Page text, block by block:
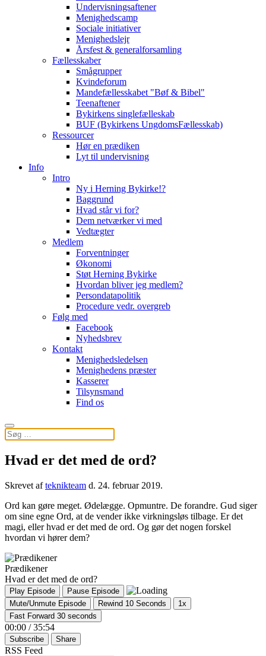
Undervisningsaftener
Menighedscamp
Sociale initiativer
Menighedslejr
Årsfest & generalforsamling
Fællesskaber
Smågrupper
Kvindeforum
Mandefællesskabet "Bøf & Bibel"
Teenaftener
Bykirkens singlefælleskab
BUF (Bykirkens UngdomsFællesskab)
Ressourcer
Hør en prædiken
Lyt til undervisning
Info
Intro
Ny i Herning Bykirke!?
Baggrund
Hvad står vi for?
Dem netværker vi med
Vedtægter
Medlem
Forventninger
Økonomi
Støt Herning Bykirke
Hvordan bliver jeg medlem?
Persondatapolitik
Procedure vedr. overgreb
Følg med
Facebook
Nyhedsbrev
Kontakt
Menighedsledelsen
Menighedens præster
Kasserer
Tilsynsmand
Find os
Hvad er det med de ord?
Skrevet afteknikteam d. 24. februar 2019.
Ord kan gøre meget. Ødelægge. Opmuntre. De forandre. Gud siger
om sine egne Ord, at de vender ikke virkningsløs tilbage. Er det
magi, eller hvad er det med de ord. Og gør det nogen forskel
hvordan vi hører dem?
Prædikener
Hvad er det med de ord?
Play Episode
Pause Episode
Mute/Unmute Episode
Rewind 10 Seconds
1x
Fast Forward 30 seconds
00:00 / 35:54
Subscribe Share
RSS Feed